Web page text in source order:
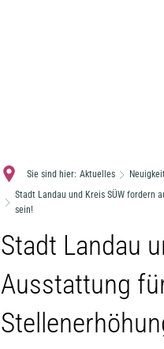
Sie sind hier: Aktuelles
Stadt Landau und Kreis SÜW fordern
sein!
Stadt Landau
Ausstattung